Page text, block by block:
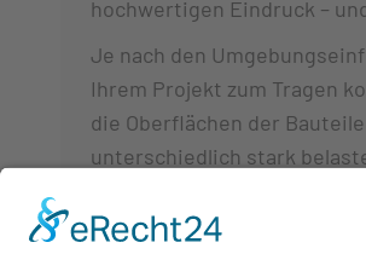
hochwertigen Eindruck –
Je nach den
Ihrem Projekt zum Tragen
die Oberflächen der Bauteile
unterschiedlich stark
Beschichtungen, die sich